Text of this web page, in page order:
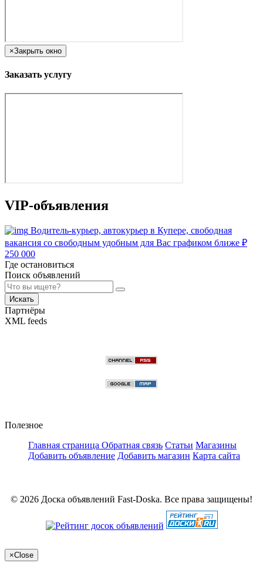
×Закрыть окно
Заказать услугу
VIP-объявления
Водитель-курьер, автокурьер в Купере, свободная
вакансия со свободным удобным для Вас графиком ближе ₽
250 000
Где остановиться
Поиск объявлений
Искать
Партнёры
XML feeds
Полезное
Главная страница Обратная связь Статьи Магазины
Добавить объявление Добавить магазин Карта сайта
© 2026 Доска объявлений Fast-Doska. Все права защищены!
×Close